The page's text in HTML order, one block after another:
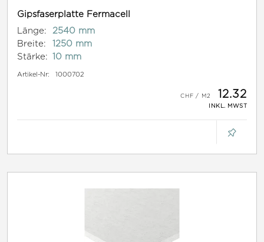
Gipsfaserplatte Fermacell
Länge:
2540 mm
Breite:
1250 mm
Stärke: 10 mm
Artikel-Nr: 1000702
12.32
INKL. MWST